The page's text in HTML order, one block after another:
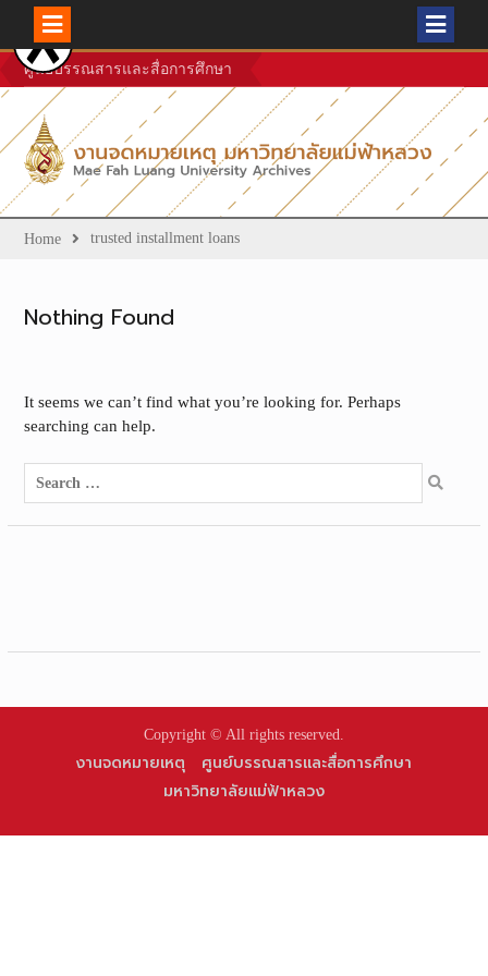
Skip
to
content
ศูนย์บรรณสารและสื่อการศึกษา
Home trusted installment loans
Nothing Found
It seems we can’t find what you’re looking for. Perhaps
searching can help.
Search
for:
Copyright © All rights reserved.
งานจดหมายเหตุ
ศูนย์บรรณสารและสื่อการศึกษา
มหาวิทยาลัยแม่ฟ้าหลวง